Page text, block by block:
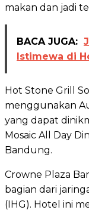
makan dan jadi
BACA JUGA:
Istimewa di
Hot Stone Grill
menggunakan
yang dapat
Mosaic All Day
Bandung.
Crowne Plaza
bagian dari
(IHG). Hotel ini